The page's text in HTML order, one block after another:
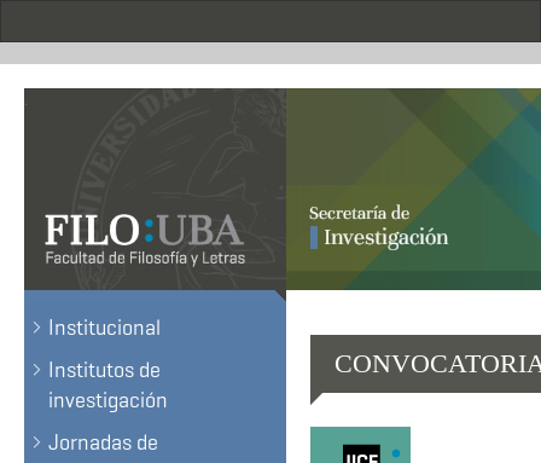
.
Institucional
Institutos de
investigación
Jornadas de